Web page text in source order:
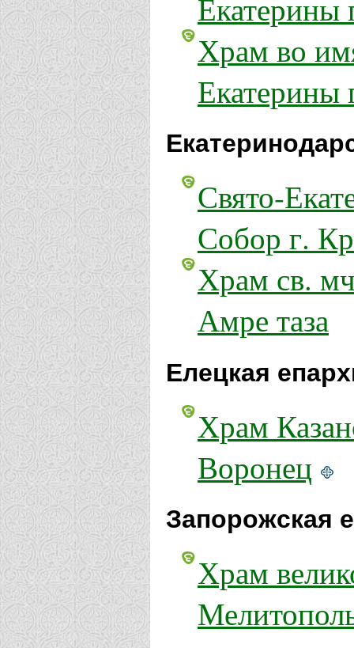
Екатерины
Храм во
Екатерины
Свято-
Собор г.
Храм св.
Амре таза
Елецкая
Храм
Воронец
Запорожская
Храм